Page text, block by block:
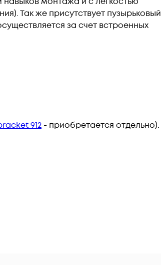
Так же присутствует пузырьковый
за счет встроенных
912 - приобретается отдельно).